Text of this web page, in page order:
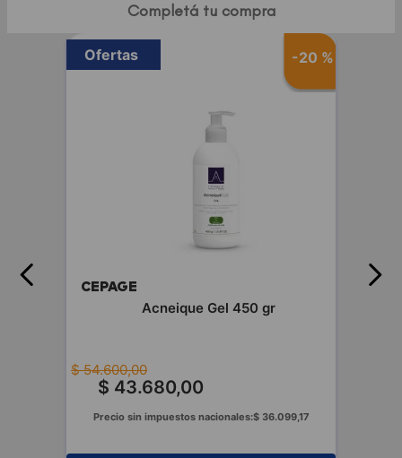
Completá tu compra
-20 %
Ofertas
CEPAGE
Acneique Gel 450 gr
$ 54.600,00
$ 43.680,00
Precio sin impuestos nacionales:$ 36.099,17